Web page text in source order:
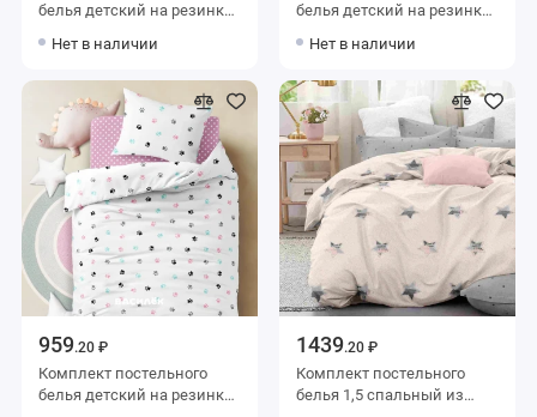
белья детский на резинке
наволочкой 40х60
Нет в наличии
белья детский на резинке
наволочкой 40х60
Нет в наличии
959.20 ₽
Комплект постельного
белья детский на резинке
1439.20 ₽
Комплект постельного
белья 1,5 спальный из